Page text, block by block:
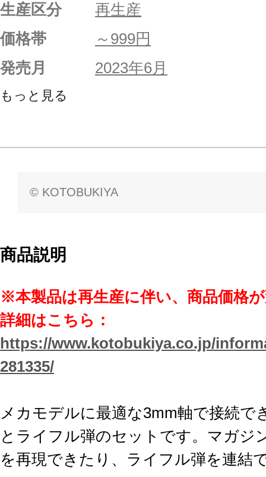
生産区分
再生産
価格帯
～999円
発売月
2023年6月
もっと見る
© KOTOBUKIYA
商品説明
※本製品は再生産に伴い、商品価格
詳細はこちら：
https://www.kotobukiya.co.jp/
281335/
メカモデルに最適な3mm軸で接続で
とライフル弾のセットです。マガジ
を再現できたり、ライフル弾を連結